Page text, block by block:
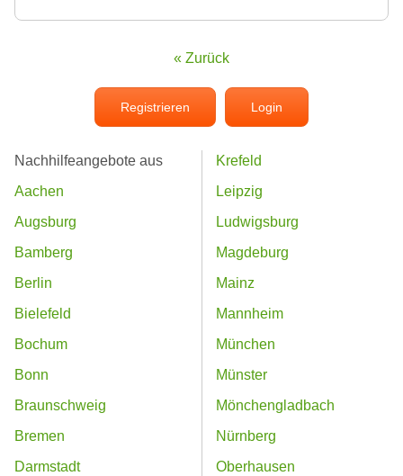
« Zurück
Registrieren Login
Nachhilfeangebote aus
Aachen
Augsburg
Bamberg
Berlin
Bielefeld
Bochum
Bonn
Braunschweig
Bremen
Darmstadt
Krefeld
Leipzig
Ludwigsburg
Magdeburg
Mainz
Mannheim
München
Münster
Mönchengladbach
Nürnberg
Oberhausen